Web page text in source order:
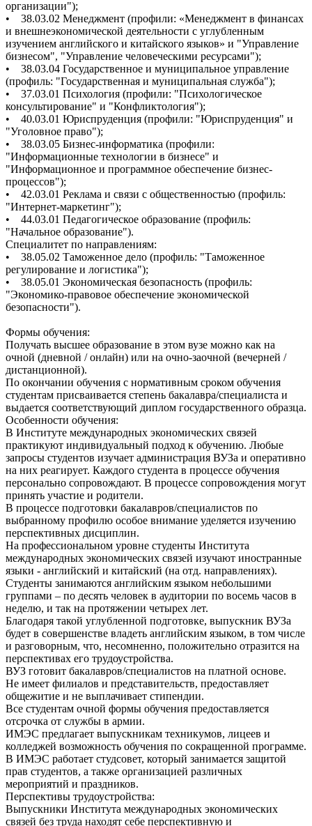
организации");
• 38.03.02 Менеджмент (профили: «Менеджмент в финансах
и внешнеэкономической деятельности с углубленным
изучением английского и китайского языков» и "Управление
бизнесом", "Управление человеческими ресурсами");
• 38.03.04 Государственное и муниципальное управление
(профиль: "Государственная и муниципальная служба");
• 37.03.01 Психология (профили: "Психологическое
консультирование" и "Конфликтология");
• 40.03.01 Юриспруденция (профили: "Юриспруденция" и
"Уголовное право");
• 38.03.05 Бизнес-информатика (профили:
"Информационные технологии в бизнесе" и
"Информационное и программное обеспечение бизнес-
процессов");
• 42.03.01 Реклама и связи с общественностью (профиль:
"Интернет-маркетинг");
• 44.03.01 Педагогическое образование (профиль:
"Начальное образование").
Специалитет по направлениям:
• 38.05.02 Таможенное дело (профиль: "Таможенное
регулирование и логистика");
• 38.05.01 Экономическая безопасность (профиль:
"Экономико-правовое обеспечение экономической
безопасности").
Формы обучения:
Получать высшее образование в этом вузе можно как на
очной (дневной / онлайн) или на очно-заочной (вечерней /
дистанционной).
По окончании обучения с нормативным сроком обучения
студентам присваивается степень бакалавра/специалиста и
выдается соответствующий диплом государственного образца.
Особенности обучения:
В Институте международных экономических связей
практикуют индивидуальный подход к обучению. Любые
запросы студентов изучает администрация ВУЗа и оперативно
на них реагирует. Каждого студента в процессе обучения
персонально сопровождают. В процессе сопровождения могут
принять участие и родители.
В процессе подготовки бакалавров/специалистов по
выбранному профилю особое внимание уделяется изучению
перспективных дисциплин.
На профессиональном уровне студенты Института
международных экономических связей изучают иностранные
языки - английский и китайский (на отд. направлениях).
Студенты занимаются английским языком небольшими
группами – по десять человек в аудитории по восемь часов в
неделю, и так на протяжении четырех лет.
Благодаря такой углубленной подготовке, выпускник ВУЗа
будет в совершенстве владеть английским языком, в том числе
и разговорным, что, несомненно, положительно отразится на
перспективах его трудоустройства.
ВУЗ готовит бакалавров/специалистов на платной основе.
Не имеет филиалов и представительств, предоставляет
общежитие и не выплачивает стипендии.
Все студентам очной формы обучения предоставляется
отсрочка от службы в армии.
ИМЭС предлагает выпускникам техникумов, лицеев и
колледжей возможность обучения по сокращенной программе.
В ИМЭС работает студсовет, который занимается защитой
прав студентов, а также организацией различных
мероприятий и праздников.
Перспективы трудоустройства:
Выпускники Института международных экономических
связей без труда находят себе перспективную и